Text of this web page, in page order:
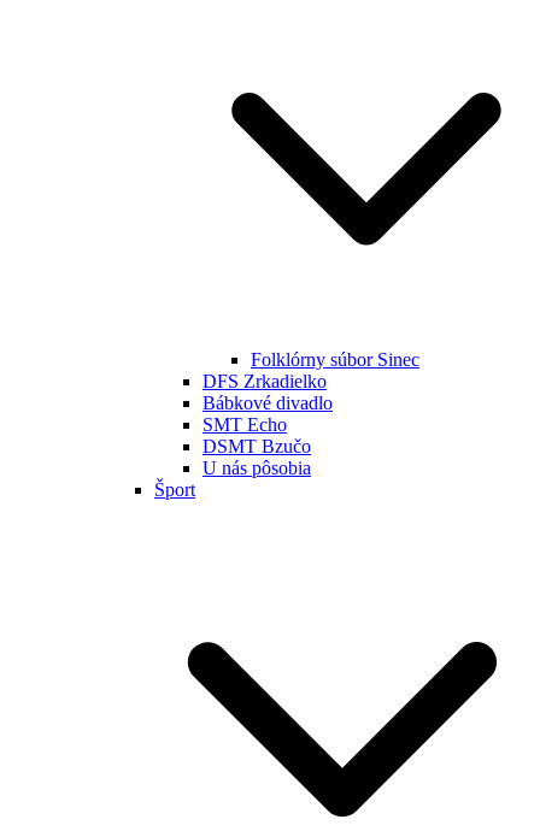
Folklórny súbor Sinec
DFS Zrkadielko
Bábkové divadlo
SMT Echo
DSMT Bzučo
U nás pôsobia
Šport